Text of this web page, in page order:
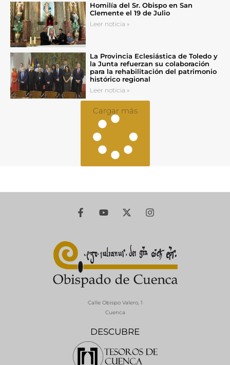
Homilía del Sr. Obispo en San
Clemente el 19 de Julio
Leer noticia »
La Provincia Eclesiástica de Toledo y
la Junta refuerzan su colaboración
para la rehabilitación del patrimonio
histórico regional
Leer noticia »
Cargar más
DESCUBRE
Calle Obispo Valero, 1
Cuenca